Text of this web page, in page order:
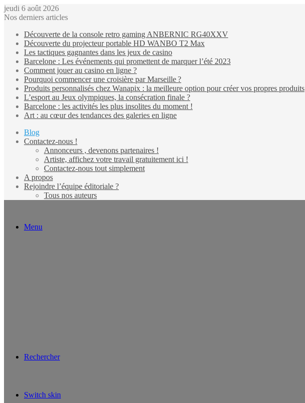
jeudi 6 août 2026
Nos derniers articles
Découverte de la console retro gaming ANBERNIC RG40XXV
Découverte du projecteur portable HD WANBO T2 Max
Les tactiques gagnantes dans les jeux de casino
Barcelone : Les événements qui promettent de marquer l’été 2023
Comment jouer au casino en ligne ?
Pourquoi commencer une croisière par Marseille ?
Produits personnalisés chez Wanapix : la meilleure option pour créer vos propres produits
L’esport au Jeux olympiques, la consécration finale ?
Barcelone : les activités les plus insolites du moment !
Art : au cœur des tendances des galeries en ligne
Blog
Contactez-nous !
Annonceurs , devenons partenaires !
Artiste, affichez votre travail gratuitement ici !
Contactez-nous tout simplement
A propos
Rejoindre l’équipe éditoriale ?
Tous nos auteurs
Menu
Rechercher
Switch skin